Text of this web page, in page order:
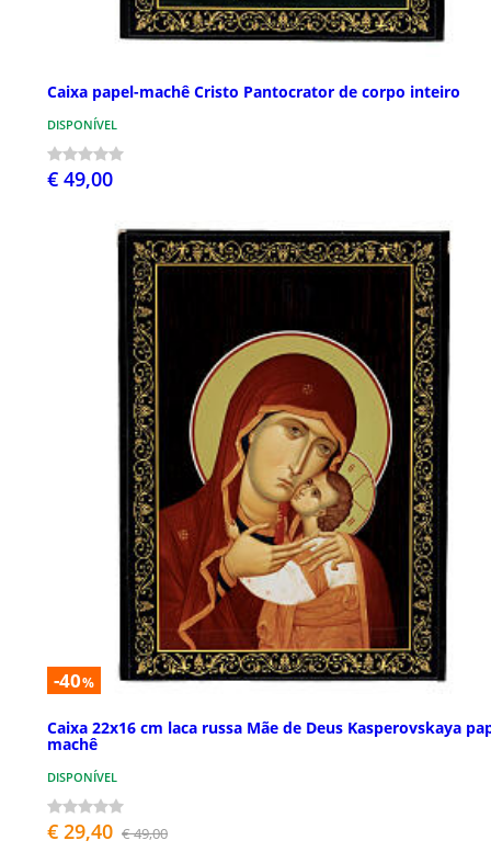
Caixa papel-machê Cristo Pantocrator de corpo inteiro
DISPONÍVEL
€ 49,00
-40%
Caixa 22x16 cm laca russa Mãe de Deus Kasperovskaya
machê
DISPONÍVEL
€ 29,40 € 49,00